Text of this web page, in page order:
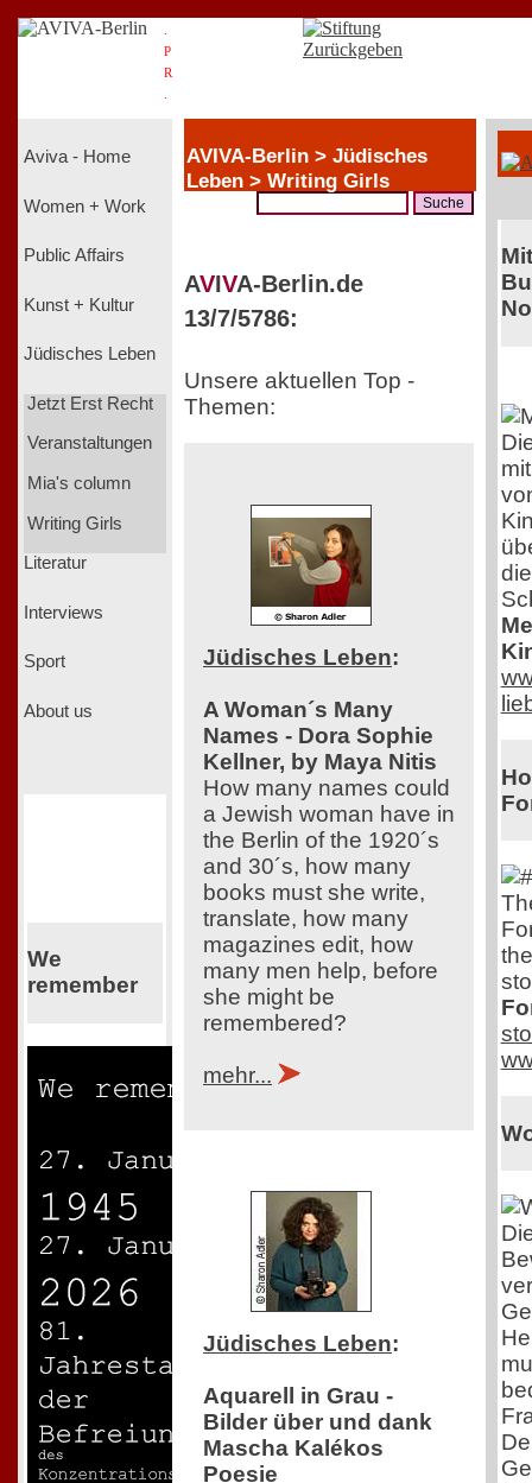
P
R
Aviva - Home
Women + Work
Public Affairs
Kunst + Kultur
Jüdisches Leben
Jetzt Erst Recht
Veranstaltungen
Mia's column
Writing Girls
Literatur
Interviews
Sport
About us
We
remember
AVIVA-Berlin > Jüdisches
Leben > Writing Girls
AVIVA-Berlin.de
13/7/5786:
Unsere aktuellen Top -
Themen:
Jüdisches Leben:
A Woman´s Many
Names - Dora Sophie
Kellner, by Maya Nitis
How many names could
a Jewish woman have in
the Berlin of the 1920´s
and 30´s, how many
books must she write,
translate, how many
magazines edit, how
many men help, before
she might be
remembered?
mehr...
Jüdisches Leben:
Aquarell in Grau -
Bilder über und dank
Mascha Kalékos
Poesie